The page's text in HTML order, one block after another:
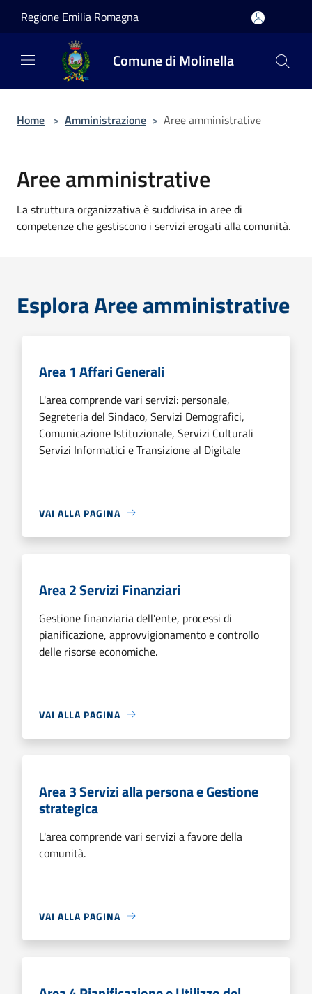
Regione Emilia Romagna
Comune di Molinella
Home > Amministrazione > Aree amministrative
Aree amministrative
La struttura organizzativa è suddivisa in aree di
competenze che gestiscono i servizi erogati alla comunità.
Esplora Aree amministrative
Area 1 Affari Generali
L'area comprende vari servizi: personale,
Segreteria del Sindaco, Servizi Demografici,
Comunicazione Istituzionale, Servizi Culturali
Servizi Informatici e Transizione al Digitale
VAI ALLA PAGINA
Area 2 Servizi Finanziari
Gestione finanziaria dell'ente, processi di
pianificazione, approvvigionamento e controllo
delle risorse economiche.
VAI ALLA PAGINA
Area 3 Servizi alla persona e Gestione
strategica
L'area comprende vari servizi a favore della
comunità.
VAI ALLA PAGINA